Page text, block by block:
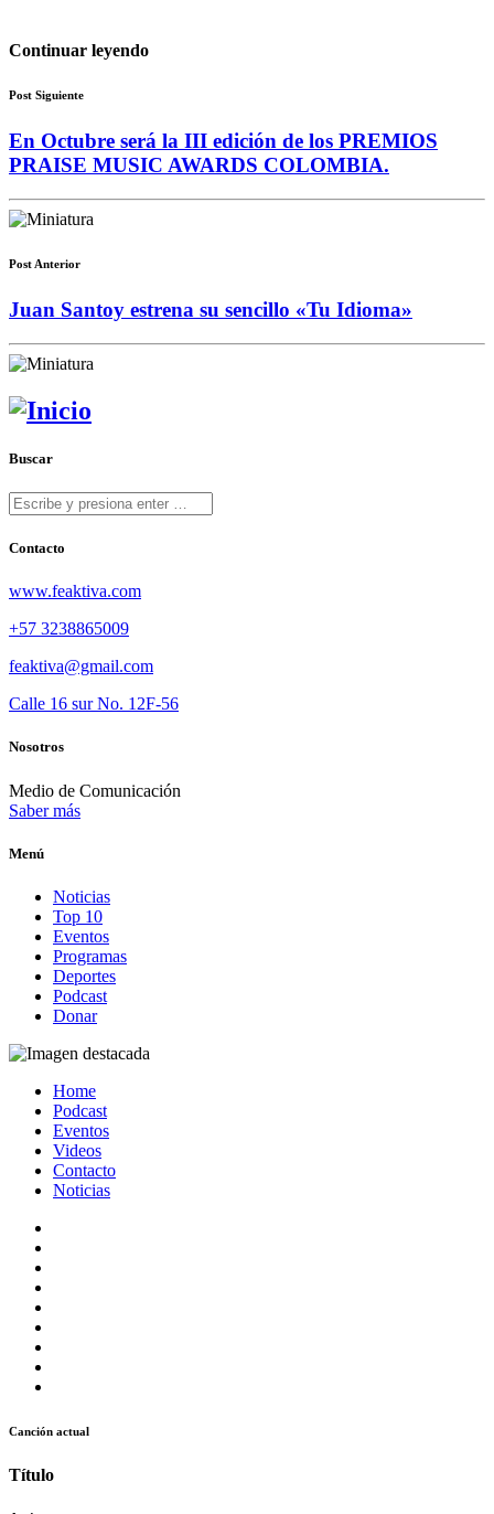
Continuar leyendo
Post Siguiente
En Octubre será la III edición de los PREMIOS
PRAISE MUSIC AWARDS COLOMBIA.
Post Anterior
Juan Santoy estrena su sencillo «Tu Idioma»
Buscar
Contacto
www.feaktiva.com
+57 3238865009
feaktiva@gmail.com
Calle 16 sur No. 12F-56
Nosotros
Medio de Comunicación
Saber más
Menú
Noticias
Top 10
Eventos
Programas
Deportes
Podcast
Donar
Home
Podcast
Eventos
Videos
Contacto
Noticias
Canción actual
Título